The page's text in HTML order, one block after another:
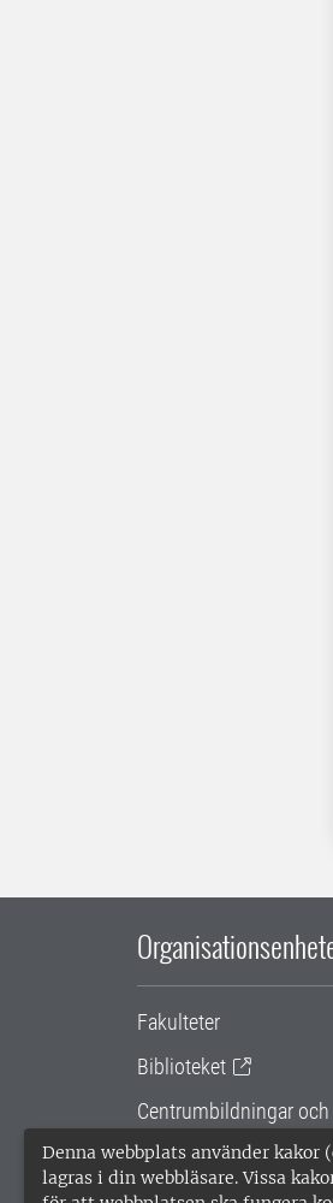
Denna webbplats använder kakor
lagras i din webbläsare. Vissa
Fakulteter
Biblioteket
Centrumbildningar och
samarbetsprojekt
Gemensamma